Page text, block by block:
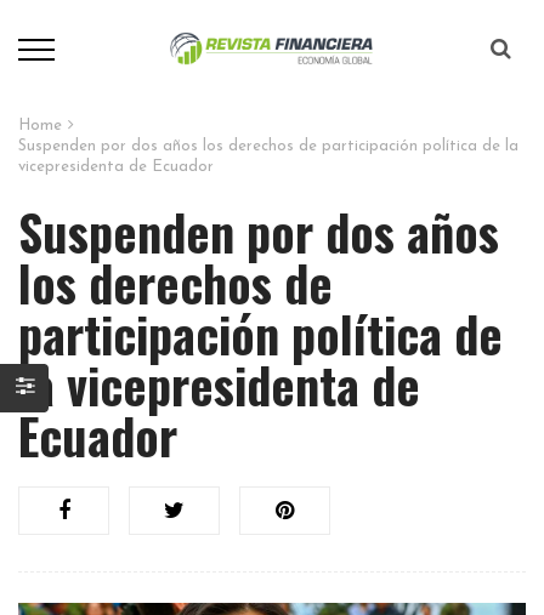
Home
Suspenden por dos años los derechos de participación política de la
vicepresidenta de Ecuador
Suspenden por dos años
los derechos de
participación política de
la vicepresidenta de
Ecuador